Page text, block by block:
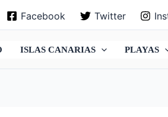
Facebook Twitter
ISLAS CANARIAS PLAYAS